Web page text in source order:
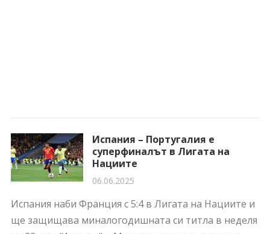
Испания – Португалия е
суперфиналът в Лигата на
Нациите
06.06.2025
Испания наби Франция с 5:4 в Лигата на Нациите и
ще защищава миналогодишната си титла в неделя